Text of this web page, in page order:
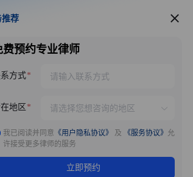
服务推荐
推荐
费预约专业律师
方式
地区
我已阅读并同意 《用户隐私协议》 及 《服务协议》 允
许接受更多律师的服务
立即预约